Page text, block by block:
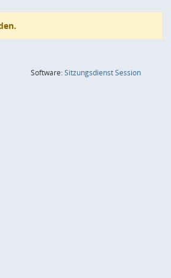
Software:SitzungsdienstSession(Wird in